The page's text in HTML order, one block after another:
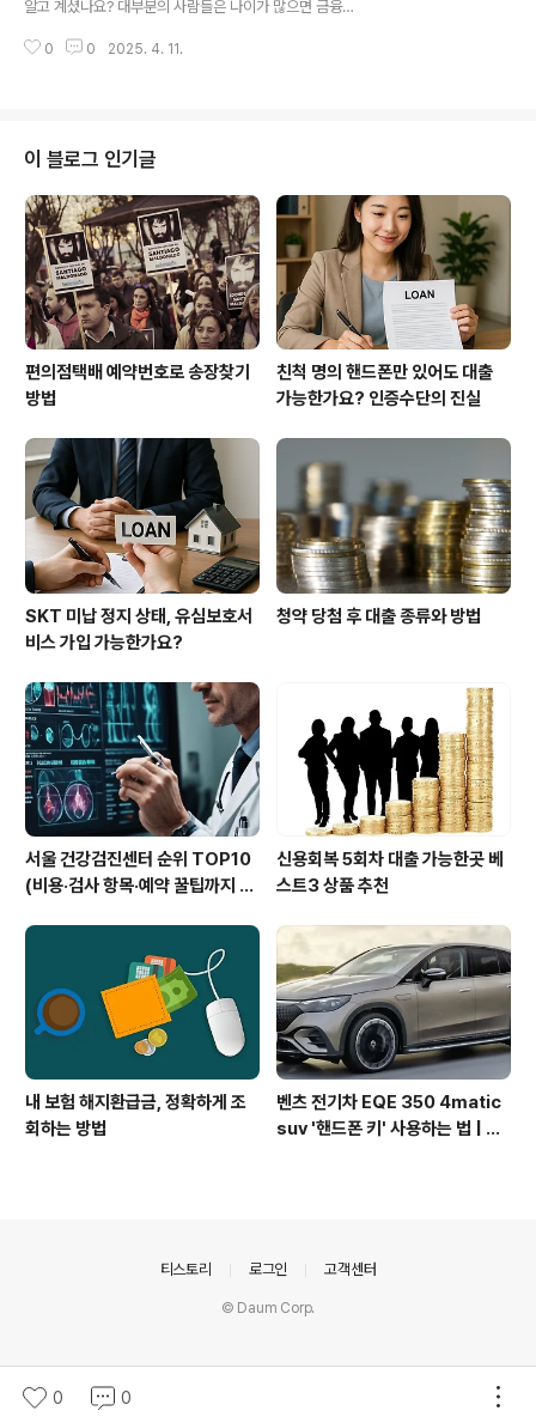
로 나뉘며, 고소득자라도 적용 단계에 따라 대출 한도가 크
게 달라집니다. 질문형 | 연봉 8천만원이면 주택담보대출
알고 계셨나요? 대부분의 사람들은 나이가 많으면 금융권
금대출을 위한 다양한 제도와 우대 조건이 마련되어 있습
씀드리면, 65세 이상 고령자도 충분히 전세자금대출을 받
을 수 있습니다. 다만, 일반적인 직장인과는 다르게 소득을
증빙하기 어렵기 때문에 정부지원 상품이나 보증을 활용한
대출상품이 효과적입니다.가장 대표적인 상품은 주택금융
공사의 주택연금 연계 전세자금대출이나 기초연금 수급자
를 위한 특별대출 등으로, 조건만 충족하면 낮은 금..
0 0 2025. 4. 11.
이 블로그 인기글
편의점택배 예약번호로 송장찾기
방법
친척 명의 핸드폰만 있어도 대출
가능한가요? 인증수단의 진실
SKT 미납 정지 상태, 유심보호서
비스 가입 가능한가요?
청약 당첨 후 대출 종류와 방법
서울 건강검진센터 순위 TOP10
(비용·검사 항목·예약 꿀팁까지 한
신용회복 5회차 대출 가능한곳 베
스트3 상품 추천
내 보험 해지환급금, 정확하게 조
회하는 방법
벤츠 전기차 EQE 350 4matic
suv '핸드폰 키' 사용하는 법 | 키
0 0
티스토리 로그인 고객센터
© Daum Corp.